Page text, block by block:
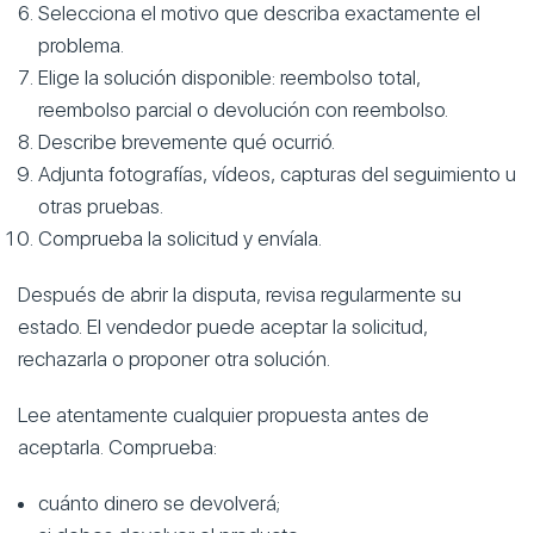
Selecciona el motivo que describa exactamente el
problema.
Elige la solución disponible: reembolso total,
reembolso parcial o devolución con reembolso.
Describe brevemente qué ocurrió.
Adjunta fotografías, vídeos, capturas del seguimiento u
otras pruebas.
Comprueba la solicitud y envíala.
Después de abrir la disputa, revisa regularmente su
estado. El vendedor puede aceptar la solicitud,
rechazarla o proponer otra solución.
Lee atentamente cualquier propuesta antes de
aceptarla. Comprueba:
cuánto dinero se devolverá;